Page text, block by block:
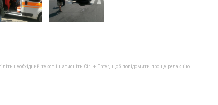
необхідний текст і натисніть Ctrl + Enter, щоб повідомити про це редакцію